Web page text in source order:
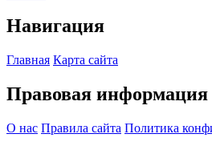
Навигация
Главная Карта сайта
Правовая информация
О нас Правила сайта Политика